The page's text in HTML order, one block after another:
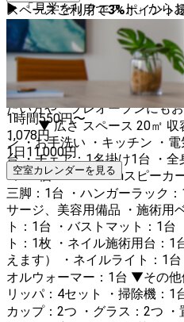
▶︎ 「見学をリクエスト」から
い。 ＜施術ベッドのご利用シーン＞ 各種マッサージ 整体 エ
ステティック など ＜デスクスペースのご利用シーン＞ ネイ
ル カウンセリング 占い など ＜その他＞ 撮影 ヨガ ピラティ
ス など 個人で活動される方に、サロンをシェアする感覚で
ご利用いただけます。 空いた
たい方や、プレオープンにもおすすめ
▼ 広さ スペース 20㎡ 収容人数：4名 ▼ 設備 ・エアコ
ン ・お手洗い ・キッチン ・電気ケトル ・スツール椅子：1
台 ・チェア：1名掛け1台 ・全身鏡：1枚 ・荷物入れ用カ
ゴ：2個 ・Bluetoothスピーカー：1台 ・リング
三脚：1台 ・ハンガーラック：1台 ・ハンガー：4個
サージ、美容用備品 ・施術用ベッド：1台 ・フェイスマッ
ト：1台 ・バストマット：1台 ・半円枕：1台 ・ヒートマッ
ト：1枚 ・ネイル施術用台：1
えます） ・ネイルライト：1台 ・スタンドライト：1台 ・タ
オルウォーマー：1台 ▼その他備品 ・ヨガマット：2枚 ・ス
リッパ：4セット ・掃除機：1台 ・延長コード：2本 ・マグ
カップ：2つ ・グラス：2つ ・置時計：1
スペースご利用で3%ポイント
1時間550円〜
1,078円
1日11,000円
空室カレンダーを見る